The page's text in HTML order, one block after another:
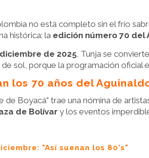
no está completo sin el frío
histórica: la edición número 70 del
de 2025 , Tunja se
de sol, porque la programación oficial
los 70 años del
de Boyacá" trae una nómina de
de Bolívar y los eventos
"Así suenan los 80's"